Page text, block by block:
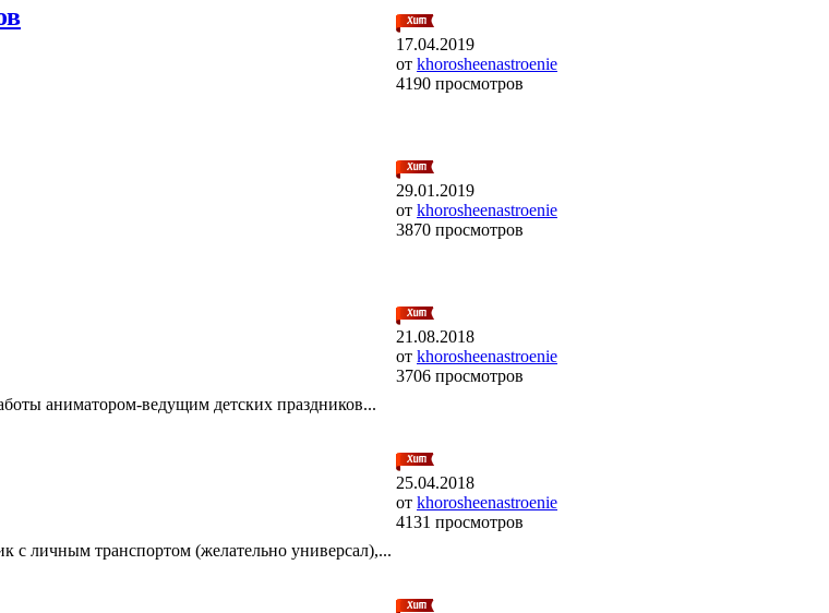
17.04.2019
от khorosheenastroenie
4190 просмотров
29.01.2019
от khorosheenastroenie
3870 просмотров
аниматором-ведущим детских праздников...
21.08.2018
от khorosheenastroenie
3706 просмотров
личным транспортом (желательно универсал),...
25.04.2018
от khorosheenastroenie
4131 просмотров